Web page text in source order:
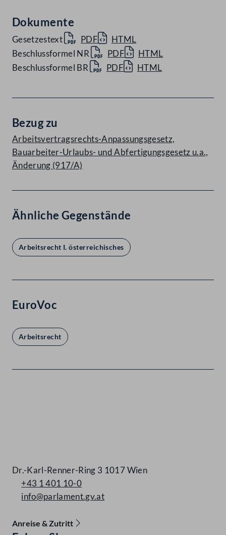
Dokumente
Gesetzestext PDF
HTML
Beschlussformel NR
PDF
HTML
Beschlussformel BR
PDF HTML
Bezug zu
Arbeitsvertragsrechts-Anpassungsgesetz,
Bauarbeiter-Urlaubs- und Abfertigungsgesetz u.a.,
Änderung (917/A)
Ähnliche Gegenstände
Arbeitsrecht I. österreichisches
EuroVoc
Arbeitsrecht
Dr.-Karl-Renner-Ring 3 1017 Wien
+43 1 401 10-0
info@parlament.gv.at
Anreise & Zutritt